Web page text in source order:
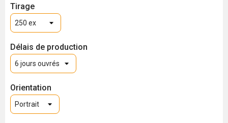
Tirage
Délais de production
Orientation